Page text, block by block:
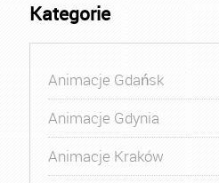
Kategorie
Animacje Gdańsk
Animacje Gdynia
Animacje Kraków